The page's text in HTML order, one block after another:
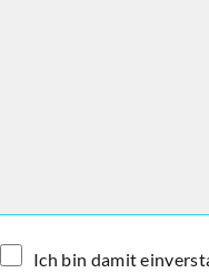
Ich bin damit